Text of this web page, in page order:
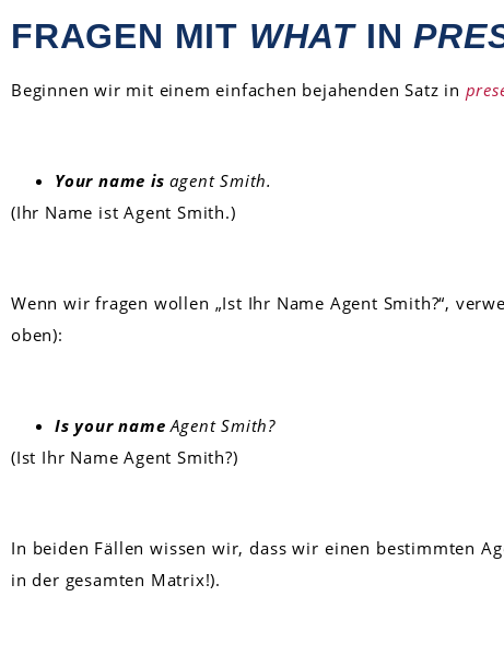
FRAGEN MIT WHAT IN
Beginnen wir mit einem einfachen bejahenden Satz in
Your name is agent Smith.
(Ihr Name ist Agent Smith.)
Wenn wir fragen wollen „Ist Ihr Name Agent Smith?“,
oben):
Is your name Agent Smith?
(Ist Ihr Name Agent Smith?)
In beiden Fällen wissen wir, dass wir einen bestimmten
in der gesamten Matrix!).